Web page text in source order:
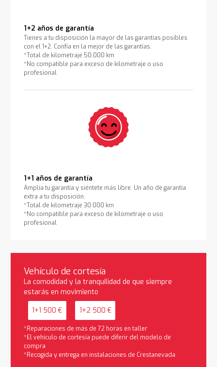
1+2 años de garantía
Tienes a tu disposición la mayor de las garantías posibles
con el 1+2. Confía en la mejor de las garantías.
*Total de kilometraje 50.000 km
*No compatible para exceso de kilometraje o uso
profesional
1+1 años de garantía
Amplía tu garantía y siéntete más libre. Un año de garantía
extra a tu disposición.
*Total de kilometraje 30.000 km
*No compatible para exceso de kilometraje o uso
profesional
Vehículo de cortesía
La comodidad y la tranquilidad de que siempre
estarás en movimiento
1+1 500 € 1+2 500 €
*Reparaciones de más de 72 horas en taller
*El vehículo de cortesía puede diferir del modelo de
compra
*Recogida y entrega en instalaciones de Crestanevada